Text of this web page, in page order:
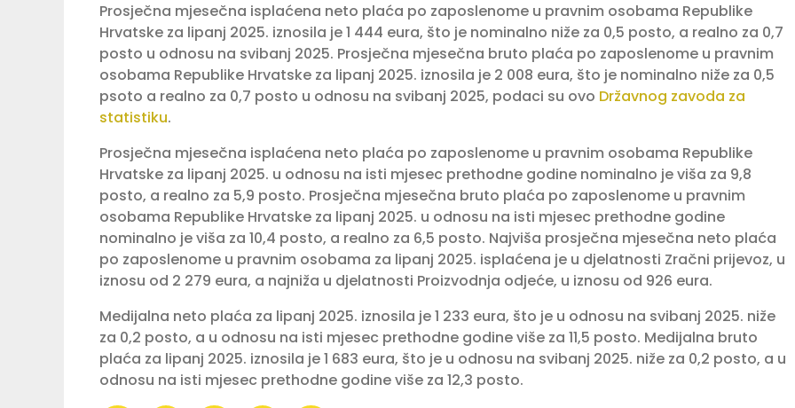
Prosječna mjesečna isplaćena neto plaća po zaposlenome u pravnim osobama Republike
Hrvatske za lipanj 2025. iznosila je 1 444 eura, što je nominalno niže za 0,5 posto, a realno za 0,7
posto u odnosu na svibanj 2025. Prosječna mjesečna bruto plaća po zaposlenome u pravnim
osobama Republike Hrvatske za lipanj 2025. iznosila je 2 008 eura, što je nominalno niže za 0,5
psoto a realno za 0,7 posto u odnosu na svibanj 2025, podaci su ovo Državnog zavoda za
statistiku.
Prosječna mjesečna isplaćena neto plaća po zaposlenome u pravnim osobama Republike
Hrvatske za lipanj 2025. u odnosu na isti mjesec prethodne godine nominalno je viša za 9,8
posto, a realno za 5,9 posto. Prosječna mjesečna bruto plaća po zaposlenome u pravnim
osobama Republike Hrvatske za lipanj 2025. u odnosu na isti mjesec prethodne godine
nominalno je viša za 10,4 posto, a realno za 6,5 posto. Najviša prosječna mjesečna neto plaća
po zaposlenome u pravnim osobama za lipanj 2025. isplaćena je u djelatnosti Zračni prijevoz, u
iznosu od 2 279 eura, a najniža u djelatnosti Proizvodnja odjeće, u iznosu od 926 eura.
Medijalna neto plaća za lipanj 2025. iznosila je 1 233 eura, što je u odnosu na svibanj 2025. niže
za 0,2 posto, a u odnosu na isti mjesec prethodne godine više za 11,5 posto. Medijalna bruto
plaća za lipanj 2025. iznosila je 1 683 eura, što je u odnosu na svibanj 2025. niže za 0,2 posto, a u
odnosu na isti mjesec prethodne godine više za 12,3 posto.